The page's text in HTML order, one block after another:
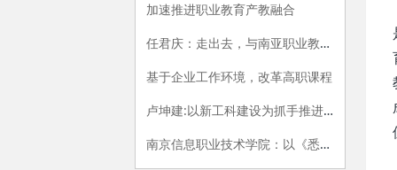
加速推进职业教育产教融合
任君庆：走出去，与南亚职业教育牵手
基于企业工作环境，改革高职课程
卢坤建:以新工科建设为抓手推进高职院校供给侧改革
南京信息职业技术学院：以《悉尼协议》为范式，开展专业内涵建设